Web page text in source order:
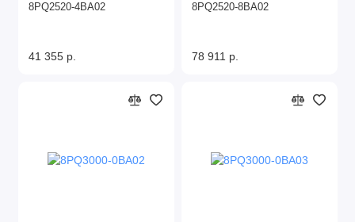
8PQ2520-4BA02
41 355 р.
8PQ2520-8BA02
78 911 р.